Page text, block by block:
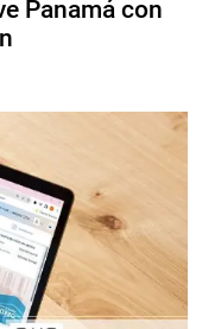
Panamá con